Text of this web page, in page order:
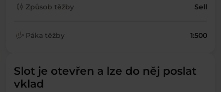
candlestick_chart Způsob těžby Sell
finance_mode Páka těžby 1:500
Slot je otevřen a lze do něj poslat
vklad